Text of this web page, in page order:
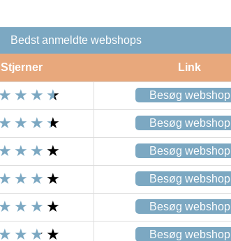
Bedst anmeldte webshops
Stjerner Link
Besøg webshop
Besøg webshop
Besøg webshop
Besøg webshop
Besøg webshop
Besøg webshop